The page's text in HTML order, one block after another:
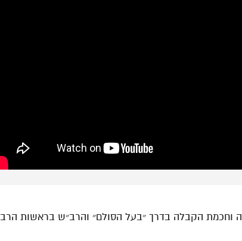
וחכמת הקבלה בדרך ״בעל הסולם״ והרב״ש בראשות הרב